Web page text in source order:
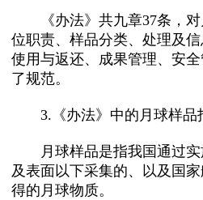
《办法》共九章37条，对
位职责、样品分类、处理及信
使用与返还、成果管理、安
了规范。
3.《办法》中的月球样品
月球样品是指我国通过实
及表面以下采集的、以及国
得的月球物质。